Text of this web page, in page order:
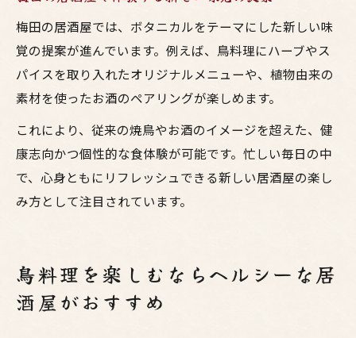
梅田の居酒屋では、ボタニカルをテーマにした新しい味
覚の提案が進んでいます。例えば、鳥料理にハーブやス
パイスを取り入れたオリジナルメニューや、植物由来の
素材を使ったお酒のペアリングが楽しめます。
これにより、従来の焼鳥やお酒のイメージを超えた、健
康志向かつ個性的な食体験が可能です。忙しい毎日の中
で、心身ともにリフレッシュできる新しい居酒屋の楽し
み方として注目されています。
鳥料理を楽しむならヘルシーな居
酒屋がおすすめ